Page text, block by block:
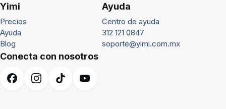
Yimi
Precios
Ayuda
Blog
Ayuda
Centro de ayuda
312 121 0847
soporte@yimi.com.mx
Conecta con nosotros